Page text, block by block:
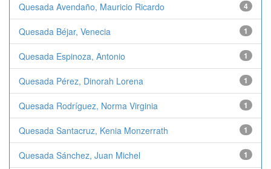
Quesada Avendaño, Mauricio Ricardo 4
Quesada Béjar, Venecia 1
Quesada Espinoza, Antonio 1
Quesada Pérez, Dinorah Lorena 1
Quesada Rodríguez, Norma Virginia 1
Quesada Santacruz, Kenia Monzerrath 1
Quesada Sánchez, Juan Michel 1